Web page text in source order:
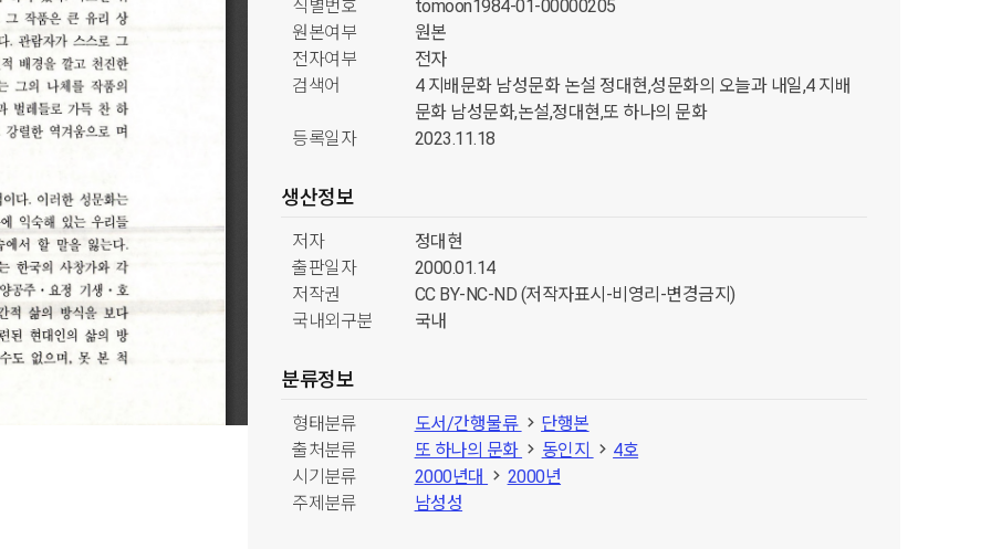
식별번호
tomoon1984-01-00000205
원본여부
원본
전자여부
전자
검색어
4 지배문화 남성문화 논설 정대현,성문화의 오늘과 내일,4 지배
문화 남성문화,논설,정대현,또 하나의 문화
등록일자
2023.11.18
생산정보
저자
정대현
출판일자
2000.01.14
저작권
CC BY-NC-ND (저작자표시-비영리-변경금지)
국내외구분
국내
분류정보
형태분류 도서/간행물류
단행본
출처분류
또 하나의 문화 동인지
4호
시기분류
2000년대
2000년
주제분류
남성성